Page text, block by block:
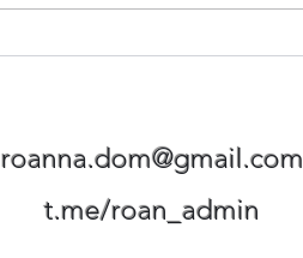
roanna.dom@gmail.com
t.me/roan_admin